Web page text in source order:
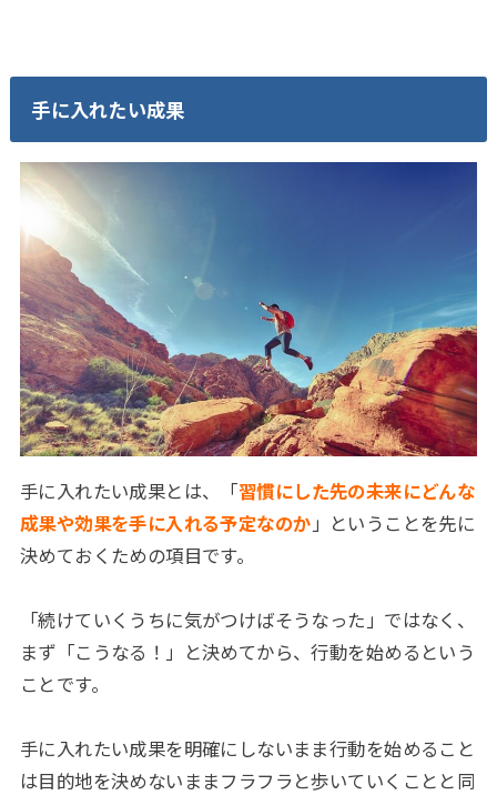
手に入れたい成果
手に入れたい成果とは、「習慣にした先の未来にどんな
成果や効果を手に入れる予定なのか」ということを先に
決めておくための項目です。
「続けていくうちに気がつけばそうなった」ではなく、
まず「こうなる！」と決めてから、行動を始めるという
ことです。
手に入れたい成果を明確にしないまま行動を始めること
は目的地を決めないままフラフラと歩いていくことと同